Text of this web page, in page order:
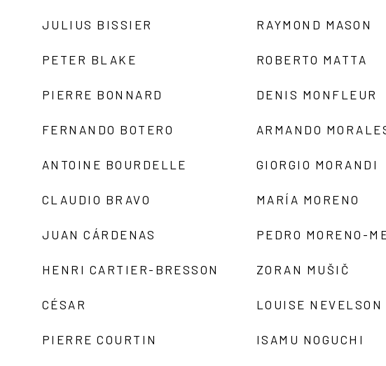
JULIUS BISSIER
PETER BLAKE
PIERRE BONNARD
FERNANDO BOTERO
ANTOINE BOURDELLE
CLAUDIO BRAVO
JUAN CÁRDENAS
HENRI CARTIER-BRESSON
CÉSAR
PIERRE COURTIN
RAYMOND MASON
ROBERTO MATTA
DENIS MONFLEUR
ARMANDO
GIORGIO MORANDI
MARÍA MORENO
PEDRO MORENO-
ZORAN MUŠIČ
LOUISE NEVELSON
ISAMU NOGUCHI